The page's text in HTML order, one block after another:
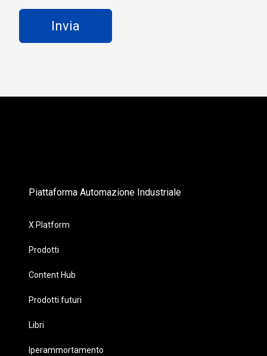
Piattaforma Automazione Industriale
X Platform
Prodotti
Content Hub
Prodotti futuri
Libri
Iperammortamento